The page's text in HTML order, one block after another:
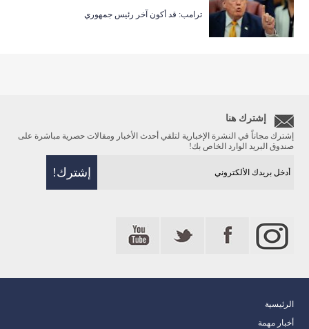
ترامب: قد أكون آخر رئيس جمهوري
إشترك هنا
إشترك مجاناً في النشرة الإخبارية لتلقي أحدث الأخبار ومقالات حصرية مباشرة على
صندوق البريد الوارد الخاص بك!
الرئيسية
أخبار مهمة